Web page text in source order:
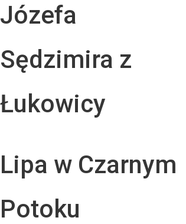
Józefa
Sędzimira z
Łukowicy
Lipa w Czarnym
Potoku